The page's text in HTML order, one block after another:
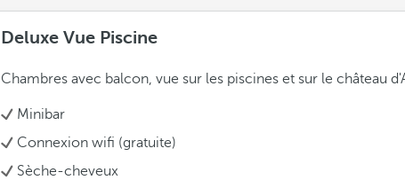
Deluxe Vue Piscine
Chambres avec balcon, vue sur les piscines et sur le château
Minibar
Connexion wifi (gratuite)
Sèche-cheveux